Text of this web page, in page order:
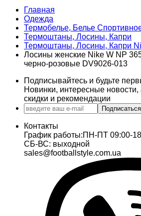
Главная
Одежда
Термобелье, Белье
Термоштаны, Лосины, Капри
Термоштаны, Лосины, Капри
Лосины женские Nike W NP
черно-розовые DV9026-013
Подписывайтесь и будьте
Новинки, интересные
скидки и рекомендации
Подписаться
Контакты
График работы:ПН-ПТ 09:00-
СБ-ВС: выходной
sales@footballstyle.com.ua